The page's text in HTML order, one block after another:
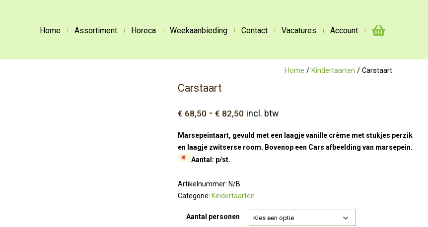
Home Assortiment Horeca Weekaanbieding Contact Vacatures Account
Home / Kindertaarten / Carstaart
Carstaart
€ 68,50 - € 82,50Prijsklasse:
tot
€ 82,50
incl. btw
Marsepeintaart, gevuld met een laagje vanille crème met stukjes perzik
en laagje zwitserse room. Bovenop een Cars afbeelding van marsepein.
Aantal: p/st.
Artikelnummer: N/B
Categorie: Kindertaarten
Aantal personen